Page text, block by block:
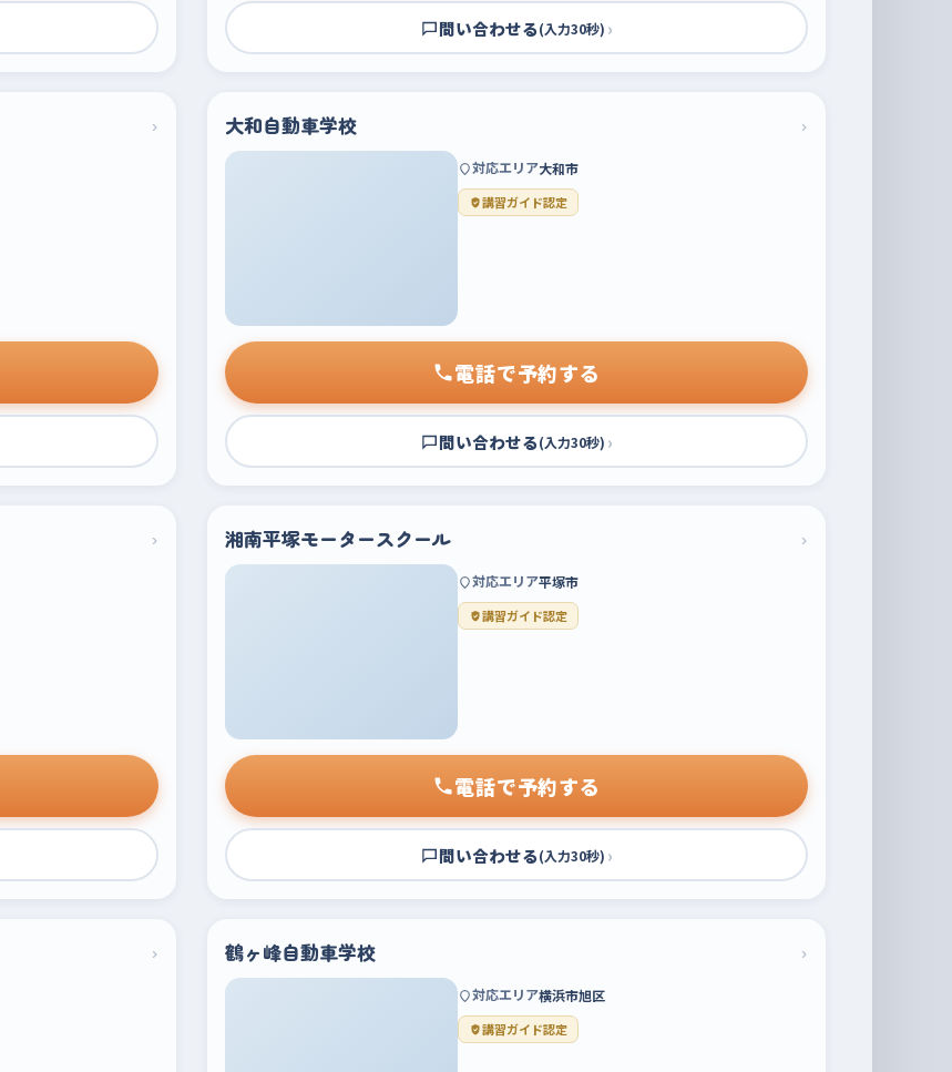
問い合わせる(入力30秒) ›
› 大和自動車学校 ›
対応エリア大和市
講習ガイド認定
電話で予約する
問い合わせる(入力30秒) ›
› 湘南平塚モータースクール ›
対応エリア平塚市
講習ガイド認定
電話で予約する
問い合わせる(入力30秒) ›
› 鶴ヶ峰自動車学校 ›
対応エリア横浜市旭区
講習ガイド認定